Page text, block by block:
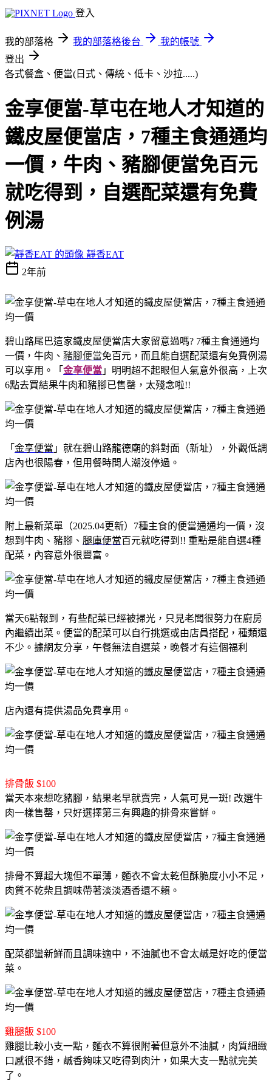
登入
我的部落格 我的部落格後台
我的帳號
登出
各式餐盒、便當(日式、傳統、低卡、沙拉.....)
金享便當-草屯在地人才知道的
鐵皮屋便當店，7種主食通通均
一價，牛肉、豬腳便當免百元
就吃得到，自選配菜還有免費
例湯
靜香EAT
2年前
碧山路尾巴這家鐵皮屋便當店大家留意過嗎? 7種主食通通均
一價，牛肉、 豬腳便當免百元，而且能自選配菜還有免費例湯
可以享用。「 金享便當 」明明超不起眼但人氣意外很高，上次
6點去買結果牛肉和豬腳已售罄，太殘念啦!!
「 金享便當 」就在碧山路龍德廟的斜對面（新址），外觀低調
店內也很陽春，但用餐時間人潮沒停過。
附上最新菜單（2025.04更新）7種主食的便當通通均一價，沒
想到牛肉、豬腳、 腿庫便當百元就吃得到!! 重點是能自選4種
配菜，內容意外很豐富。
當天6點報到，有些配菜已經被掃光，只見老闆很努力在廚房
內繼續出菜。便當的配菜可以自行挑選或由店員搭配，種類還
不少。據網友分享，午餐無法自選菜，晚餐才有這個福利
店內還有提供湯品免費享用。
排骨飯 $100
當天本來想吃豬腳，結果老早就賣完，人氣可見一斑! 改選牛
肉一樣售罄，只好選擇第三有興趣的排骨來嘗鮮。
排骨不算超大塊但不單薄，麵衣不會太乾但酥脆度小小不足，
肉質不乾柴且調味帶著淡淡酒香還不賴。
配菜都蠻新鮮而且調味適中，不油膩也不會太鹹是好吃的便當
菜。
雞腿飯 $100
雞腿比較小支一點，麵衣不算很附著但意外不油膩，肉質細緻
口感很不錯，鹹香夠味又吃得到肉汁，如果大支一點就完美
了。